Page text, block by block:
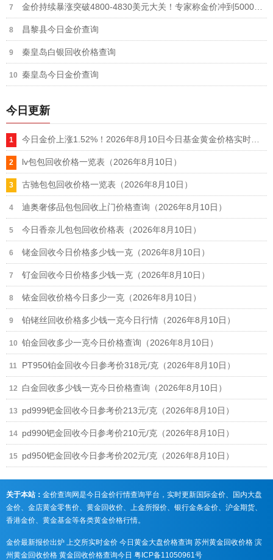
昌黎县今日金价查询
秦皇岛白银回收价格查询
秦皇岛今日金价查询
今日更新
lv包包回收价格一览表（2026年8月10日）
古驰包包回收价格一览表（2026年8月10日）
迪奥奢侈品包包回收上门价格查询（2026年8月10日）
今日香奈儿包包回收价格表（2026年8月10日）
铑金回收今日价格多少钱一克（2026年8月10日）
钌金回收今日价格多少钱一克（2026年8月10日）
铱金回收价格今日多少一克（2026年8月10日）
铂铑丝回收价格多少钱一克今日行情（2026年8月10日）
铂金回收多少一克今日价格查询（2026年8月10日）
PT950铂金回收今日参考价318元/克（2026年8月10日）
白金回收多少钱一克今日价格查询（2026年8月10日）
pd999钯金回收今日参考价213元/克（2026年8月10日）
pd990钯金回收今日参考价210元/克（2026年8月10日）
pd950钯金回收今日参考价202元/克（2026年8月10日）
关于本站： 金价查询网是今日金价行情查询平台，实时更新国际金价、国内大盘
金价、金店黄金零售价、黄金回收价、上金所报价、银行金条金价、沪金期货、
香港金价、黄金基金等各类黄金价格行情。
金价最新报价出炉 上交所实时金价 今日黄金大盘价格查询 苏州黄金回收价格 滨
州黄金回收价格 黄金回收价格查询今日 粤ICP备11050961号